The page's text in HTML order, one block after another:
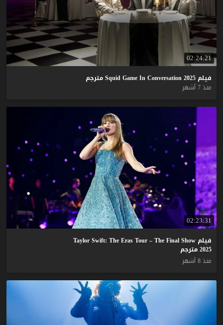
02:24:21
فيلم Squid Game In Conversation 2025
مترجم
منذ 7 أشهر
02:23:31
فيلم Taylor Swift: The Eras Tour – The Final Show
2025 مترجم
منذ 8 أشهر